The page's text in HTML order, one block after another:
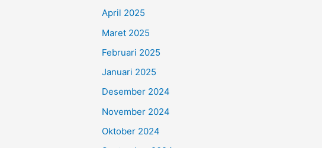
April 2025
Maret 2025
Februari 2025
Januari 2025
Desember 2024
November 2024
Oktober 2024